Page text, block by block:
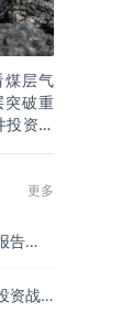
煤层气
突破重
投资成
更多
告
资战